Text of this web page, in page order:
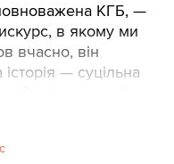
КГБ, —
в якому ми
вчасно, він
— суцільна
додому в